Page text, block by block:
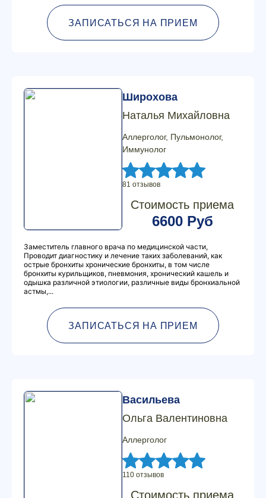
ЗАПИСАТЬСЯ НА ПРИЕМ
Широхова
Наталья Михайловна
Аллерголог, Пульмонолог,
Иммунолог
81 отзывов
Стоимость приема
6600 Руб
Заместитель главного врача по медицинской части,
Проводит диагностику и лечение таких заболеваний, как
острые бронхиты хронические бронхиты, в том числе
бронхиты курильщиков, пневмония, хронический кашель и
одышка различной этиологии, различные виды бронхиальной
астмы,...
ЗАПИСАТЬСЯ НА ПРИЕМ
Васильева
Ольга Валентиновна
Аллерголог
110 отзывов
Стоимость приема